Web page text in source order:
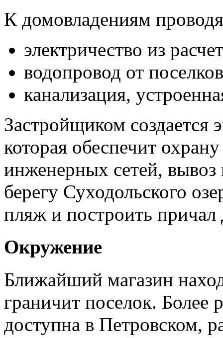
К домовладениям
электричество из
водопровод от
канализация,
Застройщиком создается
которая обеспечит
инженерных сетей,
берегу Суходольского
пляж и построить причал
Окружение
Ближайший магазин
граничит поселок. Более
доступна в Петровском,